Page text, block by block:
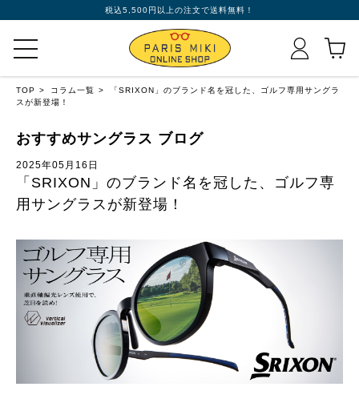
税込5,500円以上の注文で送料無料！
TOP コラム一覧
「SRIXON」のブランド名を冠した、ゴルフ専用サングラ
スが新登場！
おすすめサングラス ブログ
2025年05月16日
「SRIXON」のブランド名を冠した、ゴルフ専
用サングラスが新登場！